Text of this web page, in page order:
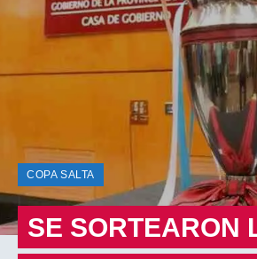
COPA SALTA
SE SORTEARON